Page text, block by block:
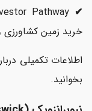
✔
خرید زمین کشاورزی و
اطلاعات تکمیلی
بخوانید.